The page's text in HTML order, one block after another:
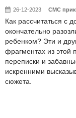
26-12-2023 СМС
Как рассчитаться с
окончательно
ребенком? Эти и
фрагментах из этой
переписки и
искренними
сюжета.